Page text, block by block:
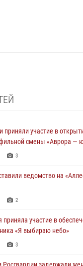
участие в
смены «Аврора —
3
ведомство на
2
приняла участие в
«Я выбираю небо»
3